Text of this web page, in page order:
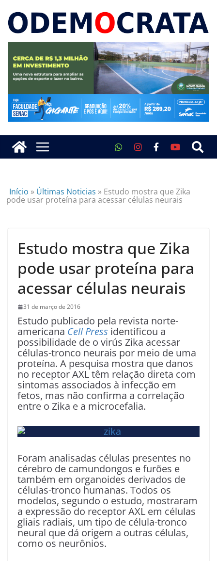
Início » Últimas Noticias » Estudo mostra que Zika
pode usar proteína para acessar células neurais
Estudo mostra que Zika
pode usar proteína para
acessar células neurais
31 de março de 2016
Estudo publicado pela revista norte-
americana Cell Press identificou a
possibilidade de o virús Zika acessar
células-tronco neurais por meio de uma
proteína. A pesquisa mostra que danos
no receptor AXL têm relação direta com
sintomas associados à infecção em
fetos, mas não confirma a correlação
entre o Zika e a microcefalia.
Foram analisadas células presentes no
cérebro de camundongos e furões e
também em organoides derivados de
células-tronco humanas. Todos os
modelos, segundo o estudo, mostraram
a expressão do receptor AXL em células
gliais radiais, um tipo de célula-tronco
neural que dá origem a outras células,
como os neurônios.